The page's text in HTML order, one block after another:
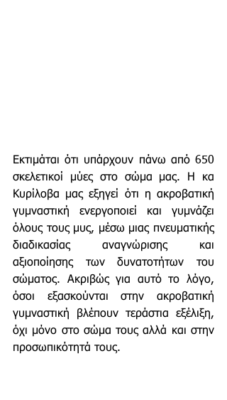
Εκτιμάται ότι υπάρχουν πάνω από 650
σκελετικοί μύες στο σώμα μας. Η κα
Κυρίλοβα μας εξηγεί ότι η ακροβατική
γυμναστική ενεργοποιεί και γυμνάζει
όλους τους μυς, μέσω μιας πνευματικής
διαδικασίας αναγνώρισης και
αξιοποίησης των δυνατοτήτων του
σώματος. Ακριβώς για αυτό το λόγο,
όσοι εξασκούνται στην ακροβατική
γυμναστική βλέπουν τεράστια εξέλιξη,
όχι μόνο στο σώμα τους αλλά και στην
προσωπικότητά τους.